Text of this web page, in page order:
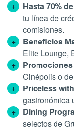
Hasta 70%
tu línea de
comisiones.
Beneficios
Elite Lounge,
Cinépolis o
Priceless
gastronómica
Dining
selectos de